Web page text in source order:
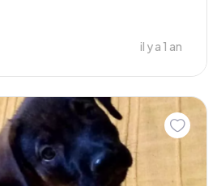
il y a 1 an